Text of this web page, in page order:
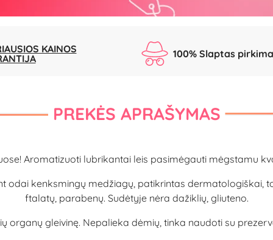
KAINOS
100% Slaptas
PREKĖS APRAŠYMAS
Aromatizuoti lubrikantai leis pasimėgauti mėgstamu
kenksmingų medžiagų, patikrintas dermatologiškai,
ftalatų, parabenų. Sudėtyje nėra dažiklių, gliuteno.
organų gleivinę. Nepalieka dėmių, tinka naudoti su